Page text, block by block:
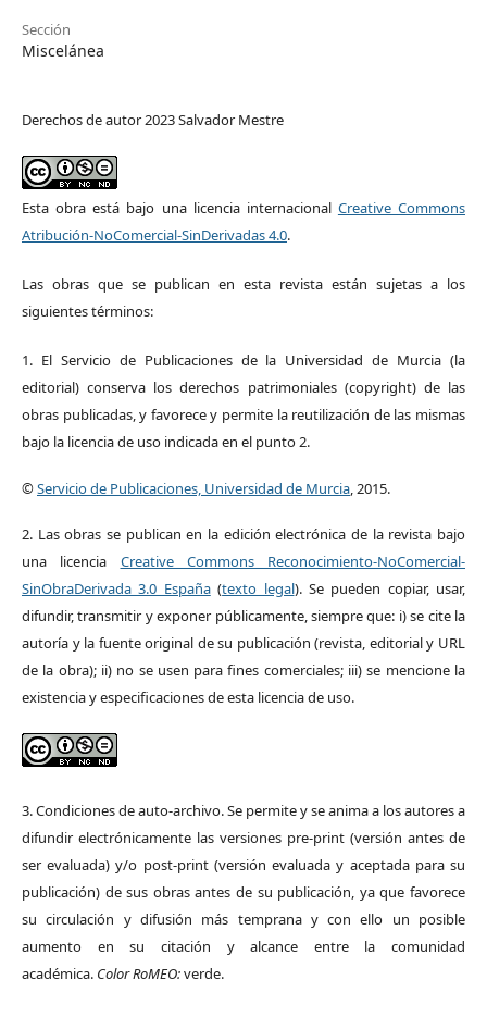
Sección
Miscelánea
Derechos de autor 2023 Salvador Mestre
Esta obra está bajo una licencia internacional Creative Commons
Atribución-NoComercial-SinDerivadas 4.0.
Las obras que se publican en esta revista están sujetas a los
siguientes términos:
1. El Servicio de Publicaciones de la Universidad de Murcia (la
editorial) conserva los derechos patrimoniales (copyright) de las
obras publicadas, y favorece y permite la reutilización de las mismas
bajo la licencia de uso indicada en el punto 2.
©Servicio de Publicaciones, Universidad de Murcia, 2015.
2. Las obras se publican en la edición electrónica de la revista bajo
una licencia Creative Commons Reconocimiento-NoComercial-
SinObraDerivada 3.0 España(texto legal). Se pueden copiar, usar,
difundir, transmitir y exponer públicamente, siempre que: i) se cite la
autoría y la fuente original de su publicación (revista, editorial y URL
de la obra); ii) no se usen para fines comerciales; iii) se mencione la
existencia y especificaciones de esta licencia de uso.
3. Condiciones de auto-archivo. Se permite y se anima a los autores a
difundir electrónicamente las versiones pre-print (versión antes de
ser evaluada) y/o post-print (versión evaluada y aceptada para su
publicación) de sus obras antes de su publicación, ya que favorece
su circulación y difusión más temprana y con ello un posible
aumento en su citación y alcance entre la comunidad
académica. Color RoMEO:verde.